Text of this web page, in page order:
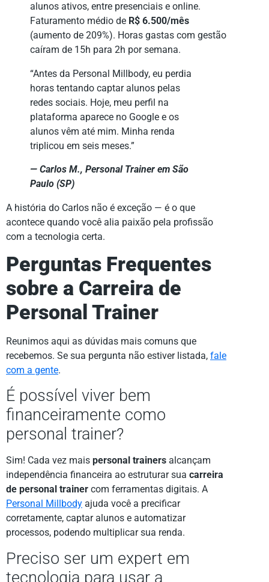
alunos ativos, entre presenciais e online.
Faturamento médio de R$ 6.500/mês
(aumento de 209%). Horas gastas com gestão
caíram de 15h para 2h por semana.
“Antes da Personal Millbody, eu perdia
horas tentando captar alunos pelas
redes sociais. Hoje, meu perfil na
plataforma aparece no Google e os
alunos vêm até mim. Minha renda
triplicou em seis meses.”
— Carlos M., Personal Trainer em São
Paulo (SP)
A história do Carlos não é exceção — é o que
acontece quando você alia paixão pela profissão
com a tecnologia certa.
Perguntas Frequentes
sobre a Carreira de
Personal Trainer
Reunimos aqui as dúvidas mais comuns que
recebemos. Se sua pergunta não estiver listada, fale
com a gente.
É possível viver bem
financeiramente como
personal trainer?
Sim! Cada vez mais personal trainers alcançam
independência financeira ao estruturar sua carreira
de personal trainer com ferramentas digitais. A
Personal Millbody ajuda você a precificar
corretamente, captar alunos e automatizar
processos, podendo multiplicar sua renda.
Preciso ser um expert em
tecnologia para usar a